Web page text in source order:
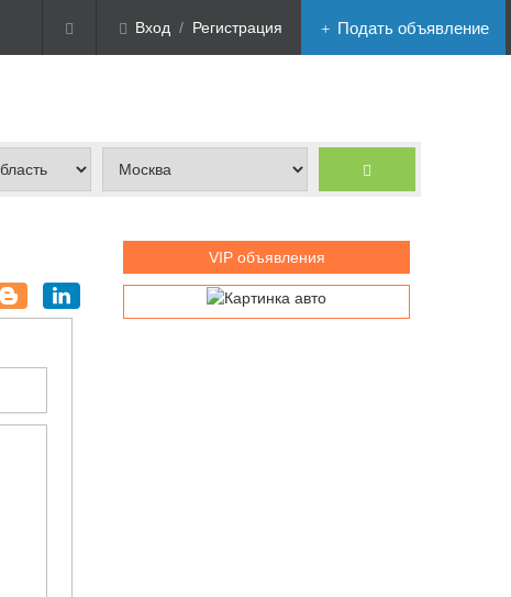
Вход / Регистрация Подать объявление
VIP объявления